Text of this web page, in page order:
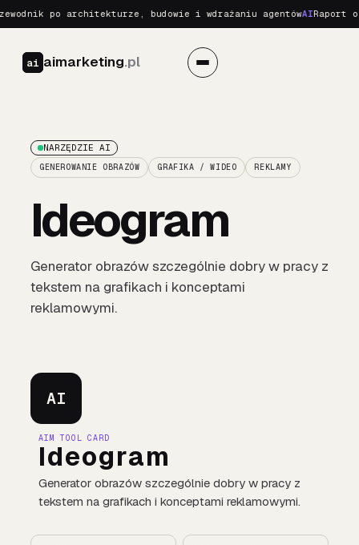
po architekturze, budowie i wdrażaniu agentówAIRaport o
ai aimarketing.pl
NARZĘDZIE AI
GENEROWANIE OBRAZÓW GRAFIKA / WIDEO REKLAMY
Ideogram
Generator obrazów szczególnie dobry w pracy z
tekstem na grafikach i konceptami
reklamowymi.
AI
AIM TOOL CARD
Ideogram
Generator obrazów szczególnie dobry w pracy z
tekstem na grafikach i konceptami reklamowymi.